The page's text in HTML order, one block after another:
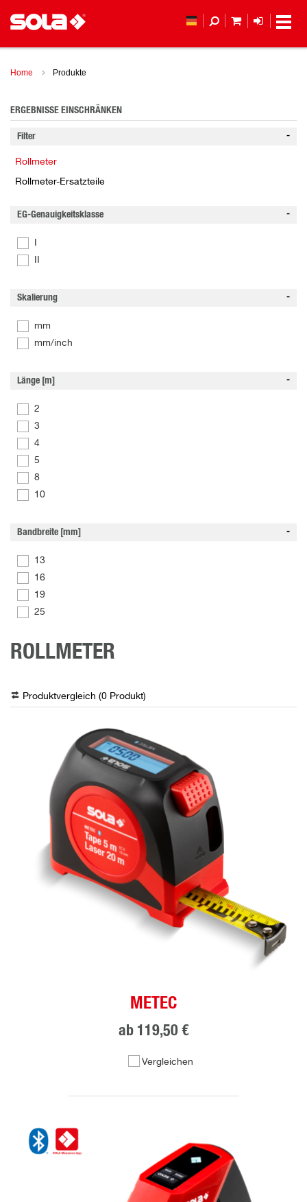
Home Produkte
ERGEBNISSE EINSCHRÄNKEN
Filter
Rollmeter
Rollmeter-Ersatzteile
EG-Genauigkeitsklasse
Skalierung
mm
mm/inch
Länge [m]
2
3
4
5
8
10
Bandbreite [mm]
13
16
19
25
ROLLMETER
Produktvergleich (0 Produkt)
METEC
ab 119,50 €
Vergleichen
MEIN